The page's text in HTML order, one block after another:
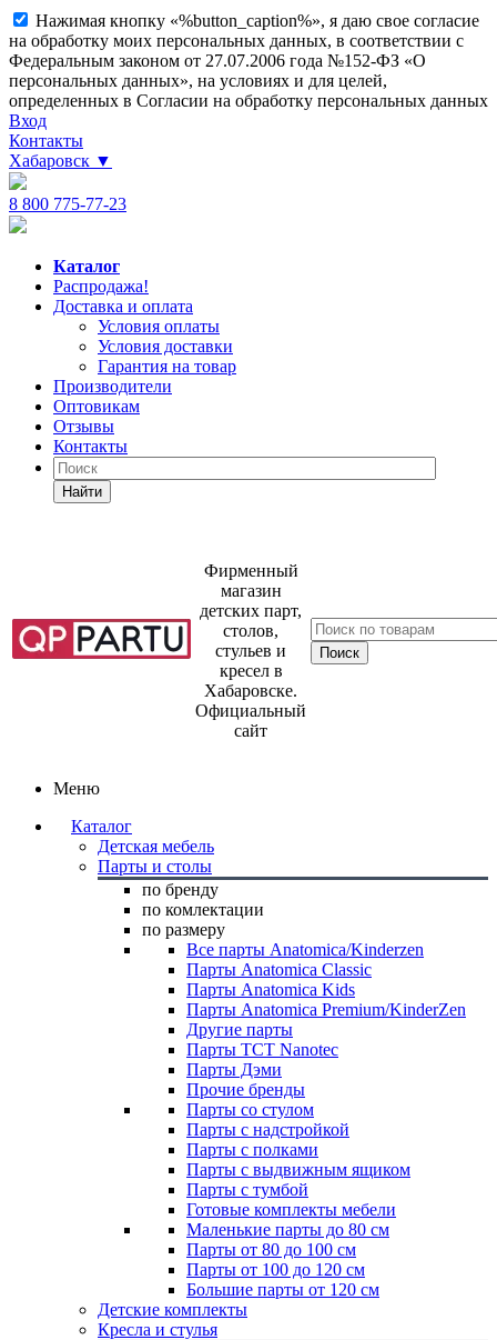
Нажимая кнопку «%button_caption%», я даю свое согласие
на обработку моих персональных данных, в соответствии с
Федеральным законом от 27.07.2006 года №152-ФЗ «О
персональных данных», на условиях и для целей,
определенных в Согласии на обработку персональных данных
Вход
Контакты
Хабаровск ▼
8 800 775-77-23
Каталог
Распродажа!
Доставка и оплата
Условия оплаты
Условия доставки
Гарантия на товар
Производители
Оптовикам
Отзывы
Контакты
Найти
Фирменный
магазин
детских парт,
столов,
стульев и
кресел в
Хабаровске.
Официальный
сайт
Меню
Каталог
Детская мебель
Парты и столы
по бренду
по комлектации
по размеру
Все парты Anatomica/Kinderzen
Парты Anatomica Classic
Парты Anatomica Kids
Парты Anatomica Premium/KinderZen
Другие парты
Парты TCT Nanotec
Парты Дэми
Прочие бренды
Парты со стулом
Парты с надстройкой
Парты с полками
Парты с выдвижным ящиком
Парты с тумбой
Готовые комплекты мебели
Маленькие парты до 80 см
Парты от 80 до 100 см
Парты от 100 до 120 см
Большие парты от 120 см
Детские комплекты
Кресла и стулья